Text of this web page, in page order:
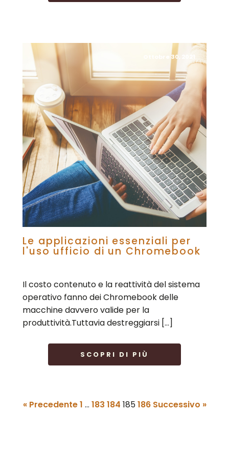
Ottobre 30, 2021
Le applicazioni essenziali per
l'uso ufficio di un Chromebook
Il costo contenuto e la reattività del sistema
operativo fanno dei Chromebook delle
macchine davvero valide per la
produttività.Tuttavia destreggiarsi […]
SCOPRI DI PIÙ
« Precedente1 … 183 184 185186 Successivo »